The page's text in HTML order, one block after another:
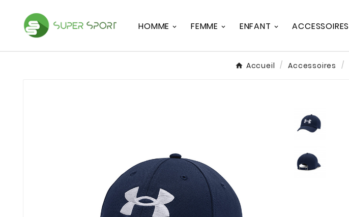
HOMME FEMME ENFANT ACCESSOIRES
Accueil Accessoires